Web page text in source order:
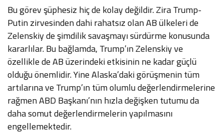
Bu görev şüphesiz hiç de kolay değildir. Zira Trump-
Putin zirvesinden dahi rahatsız olan AB ülkeleri de
Zelenskiy de şimdilik savaşmayı sürdürme konusunda
kararlılar. Bu bağlamda, Trump’ın Zelenskiy ve
özellikle de AB üzerindeki etkisinin ne kadar güçlü
olduğu önemlidir. Yine Alaska’daki görüşmenin tüm
artılarına ve Trump’ın tüm olumlu değerlendirmelerine
rağmen ABD Başkanı’nın hızla değişken tutumu da
daha somut değerlendirmelerin yapılmasını
engellemektedir.